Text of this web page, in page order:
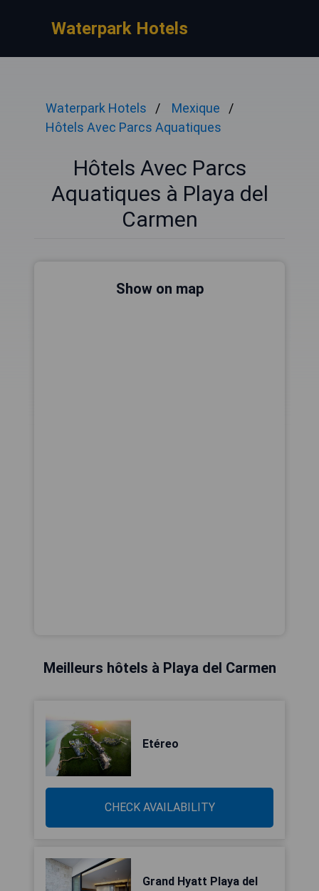
Waterpark Hotels
Waterpark Hotels
Mexique
Hôtels Avec Parcs Aquatiques
Hôtels Avec Parcs
Aquatiques à Playa del
Carmen
Show on map
Meilleurs hôtels à Playa del Carmen
Etéreo
CHECK AVAILABILITY
Grand Hyatt Playa del